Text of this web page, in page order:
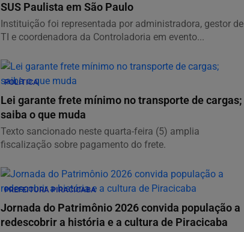
SUS Paulista em São Paulo
Instituição foi representada por administradora, gestor de
TI e coordenadora da Controladoria em evento...
POLÍTICA
Lei garante frete mínimo no transporte de cargas;
saiba o que muda
Texto sancionado neste quarta-feira (5) amplia
fiscalização sobre pagamento do frete.
PREFEITURA PIRACICABA
Jornada do Patrimônio 2026 convida população a
redescobrir a história e a cultura de Piracicaba